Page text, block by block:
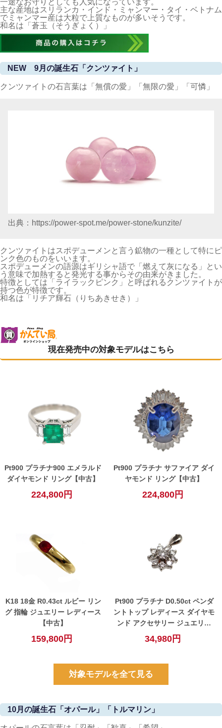
一途なお守りとしても人気になっています。
主な産地はスリランカ・インド・ミャンマー・タイ・ベトナム
でミャンマー産は大粒で上質なものが多いそうです。
和名は「蒼玉（そうぎょく）」
NEW 9月の誕生石「クンツァイト」
クンツァイトの石言葉は「無償の愛」「無限の愛」「可憐」
出典：https://power-spot.me/power-stone/kunzite/
クンツァイトはスポデューメンと言う鉱物の一種として特にピ
ンク色のものをいいます。
スポデューメンの語源はギリシャ語で「燃えて灰になる」とい
う意味で加熱すると発光する事からその由来がきました。
特徴としては「ライラックピンク」と呼ばれるクンツァイトが
持つ色が特徴です。
和名は「リチア輝石（りちあきせき）」
現在発売中の対象モデルはこちら
Pt900 プラチナ900 エメラルド
ダイヤモンド リング【中古】
224,800円
Pt900 プラチナ サファイア ダイ
ヤモンド リング【中古】
224,800円
K18 18金 R0.43ct ルビー リン
グ 指輪 ジュエリー レディース
【中古】
159,800円
Pt900 プラチナ D0.50ct ペンダ
ントトップ レディース ダイヤモ
ンド アクセサリー ジュエリー
【中古】
34,980円
対象モデルを全て見る
10月の誕生石「オパール」「トルマリン」